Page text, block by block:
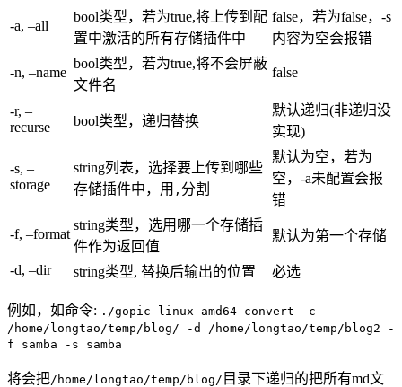
-a, –all
bool类型，若为true,将上传到配
置中激活的所有存储插件中
false，若为false，-s
内容为空会报错
-n, –name
bool类型，若为true,将不会屏蔽
文件名
false
-r, –
recurse
bool类型，递归替换
默认递归(非递归没
实现)
-s, –
storage
string列表，选择要上传到哪些
存储插件中，用 , 分割
默认为空，若为
空，-a未配置会报
错
-f, –format
string类型，选用哪一个存储插
件作为返回值
默认为第一个存储
-d, –dir string类型, 替换后输出的位置 必选
例如，如命令: ./gopic-linux-amd64 convert -c
/home/longtao/temp/blog/ -d /home/longtao/temp/blog2 -
f samba -s samba
将会把/home/longtao/temp/blog/ 目录下递归的把所有md文